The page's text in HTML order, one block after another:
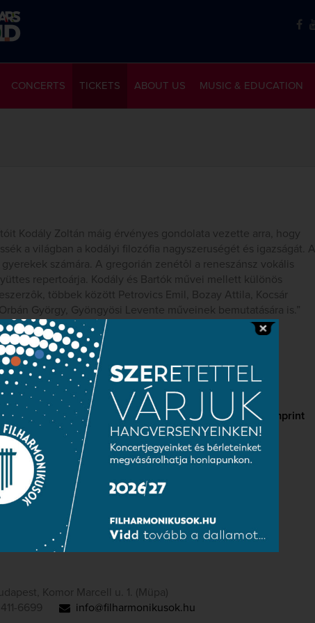
MUSIC & EDUCATION
CONCERTS TICKETS ABOUT US
Kodály Zoltán máig érvényes gondolata vezette arra, hogy
a világban a kodályi filozófia nagyszeruségét és igazságát. A
számára. A gregorián zenétôl a reneszánsz vokális
repertoárja. Kodály és Bartók művei mellett különös
többek között Petrovics Emil, Bozay Attila, Kocsár
György, Gyöngyösi Levente műveinek bemutatására is.”
Press room Terms and privacy Imprint
Komor Marcell u. 1. (Müpa)
411-6699 info@filharmonikusok.hu